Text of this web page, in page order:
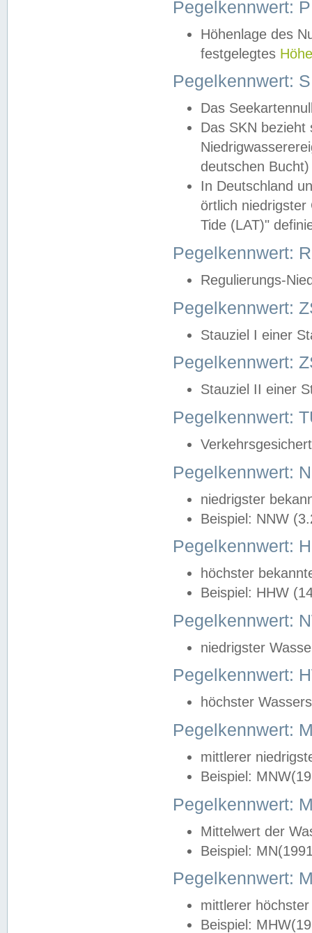
Pegelkennwert:
Höhenlage des
festgelegtes
Pegelkennwert:
Das
Das SKN
deutschen
In Deutschland
örtlich
Tide (LAT)"
Pegelkennwert:
Regulierungs-
Pegelkennwert:
Stauziel I einer
Pegelkennwert:
Stauziel II einer
Pegelkennwert:
Pegelkennwert:
niedrigster
Beispiel: NNW
Pegelkennwert:
höchster
Beispiel: HHW
Pegelkennwert:
niedrigster
Pegelkennwert:
höchster
Pegelkennwert:
mittlerer
Beispiel:
Pegelkennwert:
Mittelwert der
Beispiel:
Pegelkennwert:
mittlerer
Beispiel: